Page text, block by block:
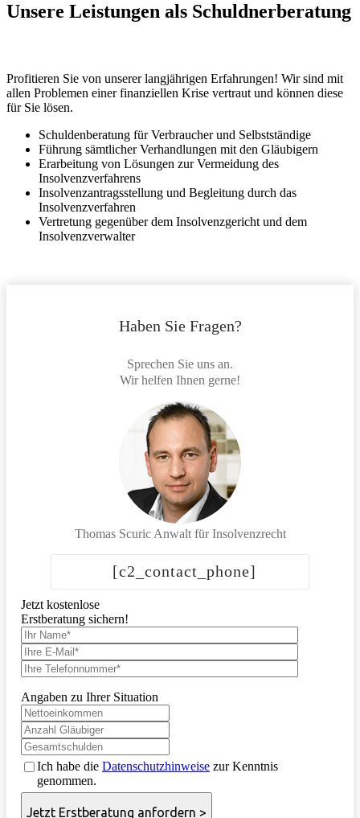
Unsere Leistungen als Schuldnerberatung
Profitieren Sie von unserer langjährigen Erfahrungen! Wir sind mit
allen Problemen einer finanziellen Krise vertraut und können diese
für Sie lösen.
Schuldenberatung für Verbraucher und Selbstständige
Führung sämtlicher Verhandlungen mit den Gläubigern
Erarbeitung von Lösungen zur Vermeidung des
Insolvenzverfahrens
Insolvenzantragsstellung und Begleitung durch das
Insolvenzverfahren
Vertretung gegenüber dem Insolvenzgericht und dem
Insolvenzverwalter
Haben Sie Fragen?
Sprechen Sie uns an.
Wir helfen Ihnen gerne!
Thomas Scuric Anwalt für Insolvenzrecht
[c2_contact_phone]
Jetzt kostenlose
Erstberatung sichern!
Angaben zu Ihrer Situation
Ich habe die Datenschutzhinweise zur Kenntnis
genommen.